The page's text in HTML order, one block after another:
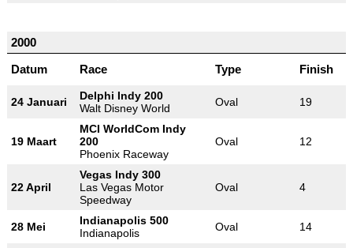
2000
Datum
Race Type Finish
24 Januari
Delphi Indy 200
Walt Disney World
Oval 19
19 Maart
MCI WorldCom Indy
200
Phoenix Raceway
Oval 12
22 April
Vegas Indy 300
Las Vegas Motor
Speedway
Oval 4
28 Mei
Indianapolis 500
Indianapolis
Oval 14